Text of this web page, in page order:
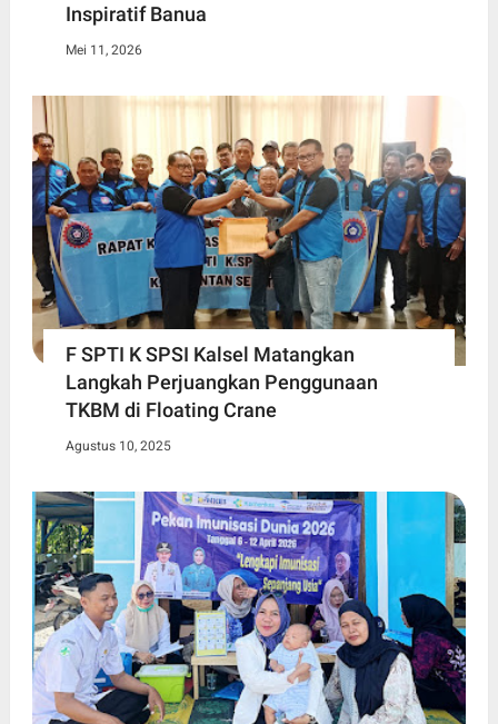
Inspiratif Banua
Mei 11, 2026
F SPTI K SPSI Kalsel Matangkan
Langkah Perjuangkan Penggunaan
TKBM di Floating Crane
Agustus 10, 2025